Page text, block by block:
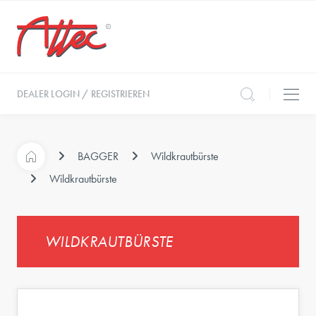
DEALER LOGIN / REGISTRIEREN
BAGGER
Wildkrautbürste
Wildkrautbürste
WILDKRAUTBÜRSTE